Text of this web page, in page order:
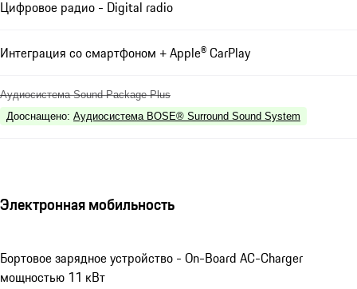
Цифровое радио - Digital radio
Интеграция со смартфоном + Apple® CarPlay
Аудиосистема Sound Package Plus
Дооснащено: Аудиосистема BOSE® Surround Sound System
Электронная мобильность
Бортовое зарядное устройство - On-Board AC-Charger
мощностью 11 кВт